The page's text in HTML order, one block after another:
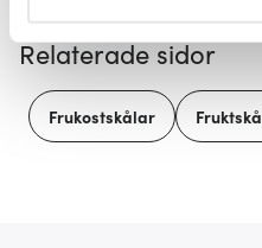
Vi använder cookies för att
ska anpassas efter det
gör också att vi kan
Relaterade sidor
Frukostskålar